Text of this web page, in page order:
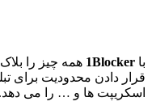
با 1Blocker همه چیز را
قرار دادن محدودیت برای
اسکریپت ها و … را می دهد.